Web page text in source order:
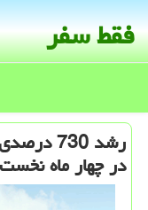
فقط سفر
رشد
در چهار ماه